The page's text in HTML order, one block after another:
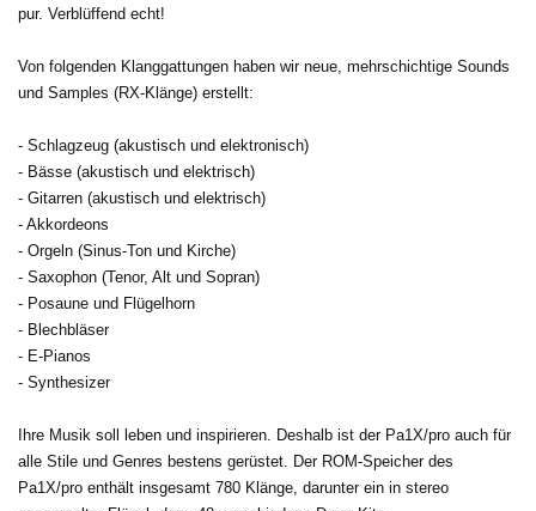
pur. Verblüffend echt!
Von folgenden Klanggattungen haben wir neue, mehrschichtige Sounds
und Samples (RX-Klänge) erstellt:
- Schlagzeug (akustisch und elektronisch)
- Bässe (akustisch und elektrisch)
- Gitarren (akustisch und elektrisch)
- Akkordeons
- Orgeln (Sinus-Ton und Kirche)
- Saxophon (Tenor, Alt und Sopran)
- Posaune und Flügelhorn
- Blechbläser
- E-Pianos
- Synthesizer
Ihre Musik soll leben und inspirieren. Deshalb ist der Pa1X/pro auch für
alle Stile und Genres bestens gerüstet. Der ROM-Speicher des
Pa1X/pro enthält insgesamt 780 Klänge, darunter ein in stereo